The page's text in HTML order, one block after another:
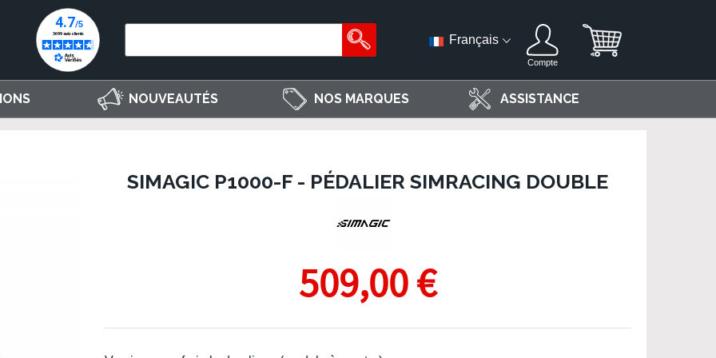
Français
Compte
NOUVEAUTÉS NOS MARQUES ASSISTANCE
SIMAGIC P1000-F - PÉDALIER SIMRACING DOUBLE
509,00 €